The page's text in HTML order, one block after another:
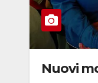
Nuovi